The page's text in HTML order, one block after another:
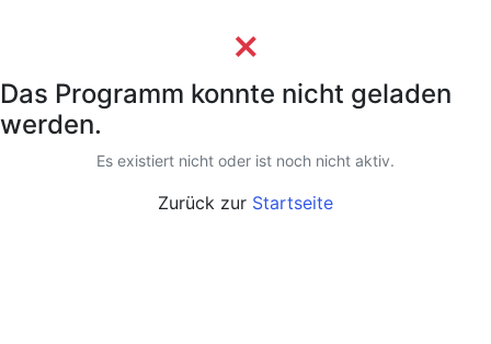
×
Das Programm konnte nicht geladen
werden.
Es existiert nicht oder ist noch nicht aktiv.
Zurück zur Startseite